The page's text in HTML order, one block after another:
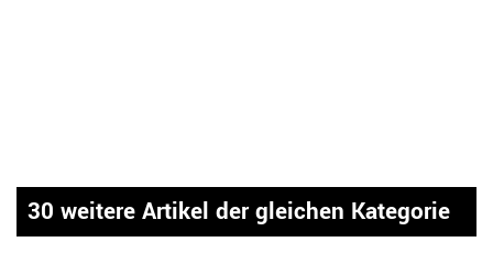
30 weitere Artikel der gleichen Kategorie